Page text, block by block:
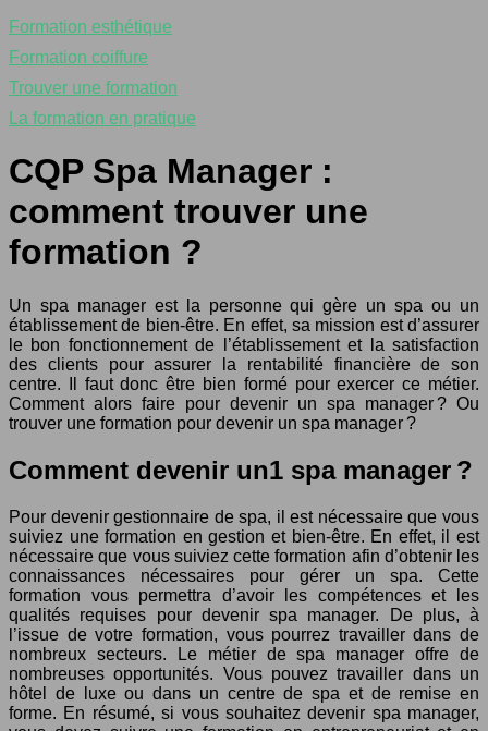
Formation esthétique
Formation coiffure
Trouver une formation
La formation en pratique
CQP Spa Manager :
comment trouver une
formation ?
Un spa manager est la personne qui gère un spa ou un
établissement de bien-être. En effet, sa mission est d’assurer
le bon fonctionnement de l’établissement et la satisfaction
des clients pour assurer la rentabilité financière de son
centre. Il faut donc être bien formé pour exercer ce métier.
Comment alors faire pour devenir un spa manager ? Ou
trouver une formation pour devenir un spa manager ?
Comment devenir un1 spa manager ?
Pour devenir gestionnaire de spa, il est nécessaire que vous
suiviez une formation en gestion et bien-être. En effet, il est
nécessaire que vous suiviez cette formation afin d’obtenir les
connaissances nécessaires pour gérer un spa. Cette
formation vous permettra d’avoir les compétences et les
qualités requises pour devenir spa manager. De plus, à
l’issue de votre formation, vous pourrez travailler dans de
nombreux secteurs. Le métier de spa manager offre de
nombreuses opportunités. Vous pouvez travailler dans un
hôtel de luxe ou dans un centre de spa et de remise en
forme. En résumé, si vous souhaitez devenir spa manager,